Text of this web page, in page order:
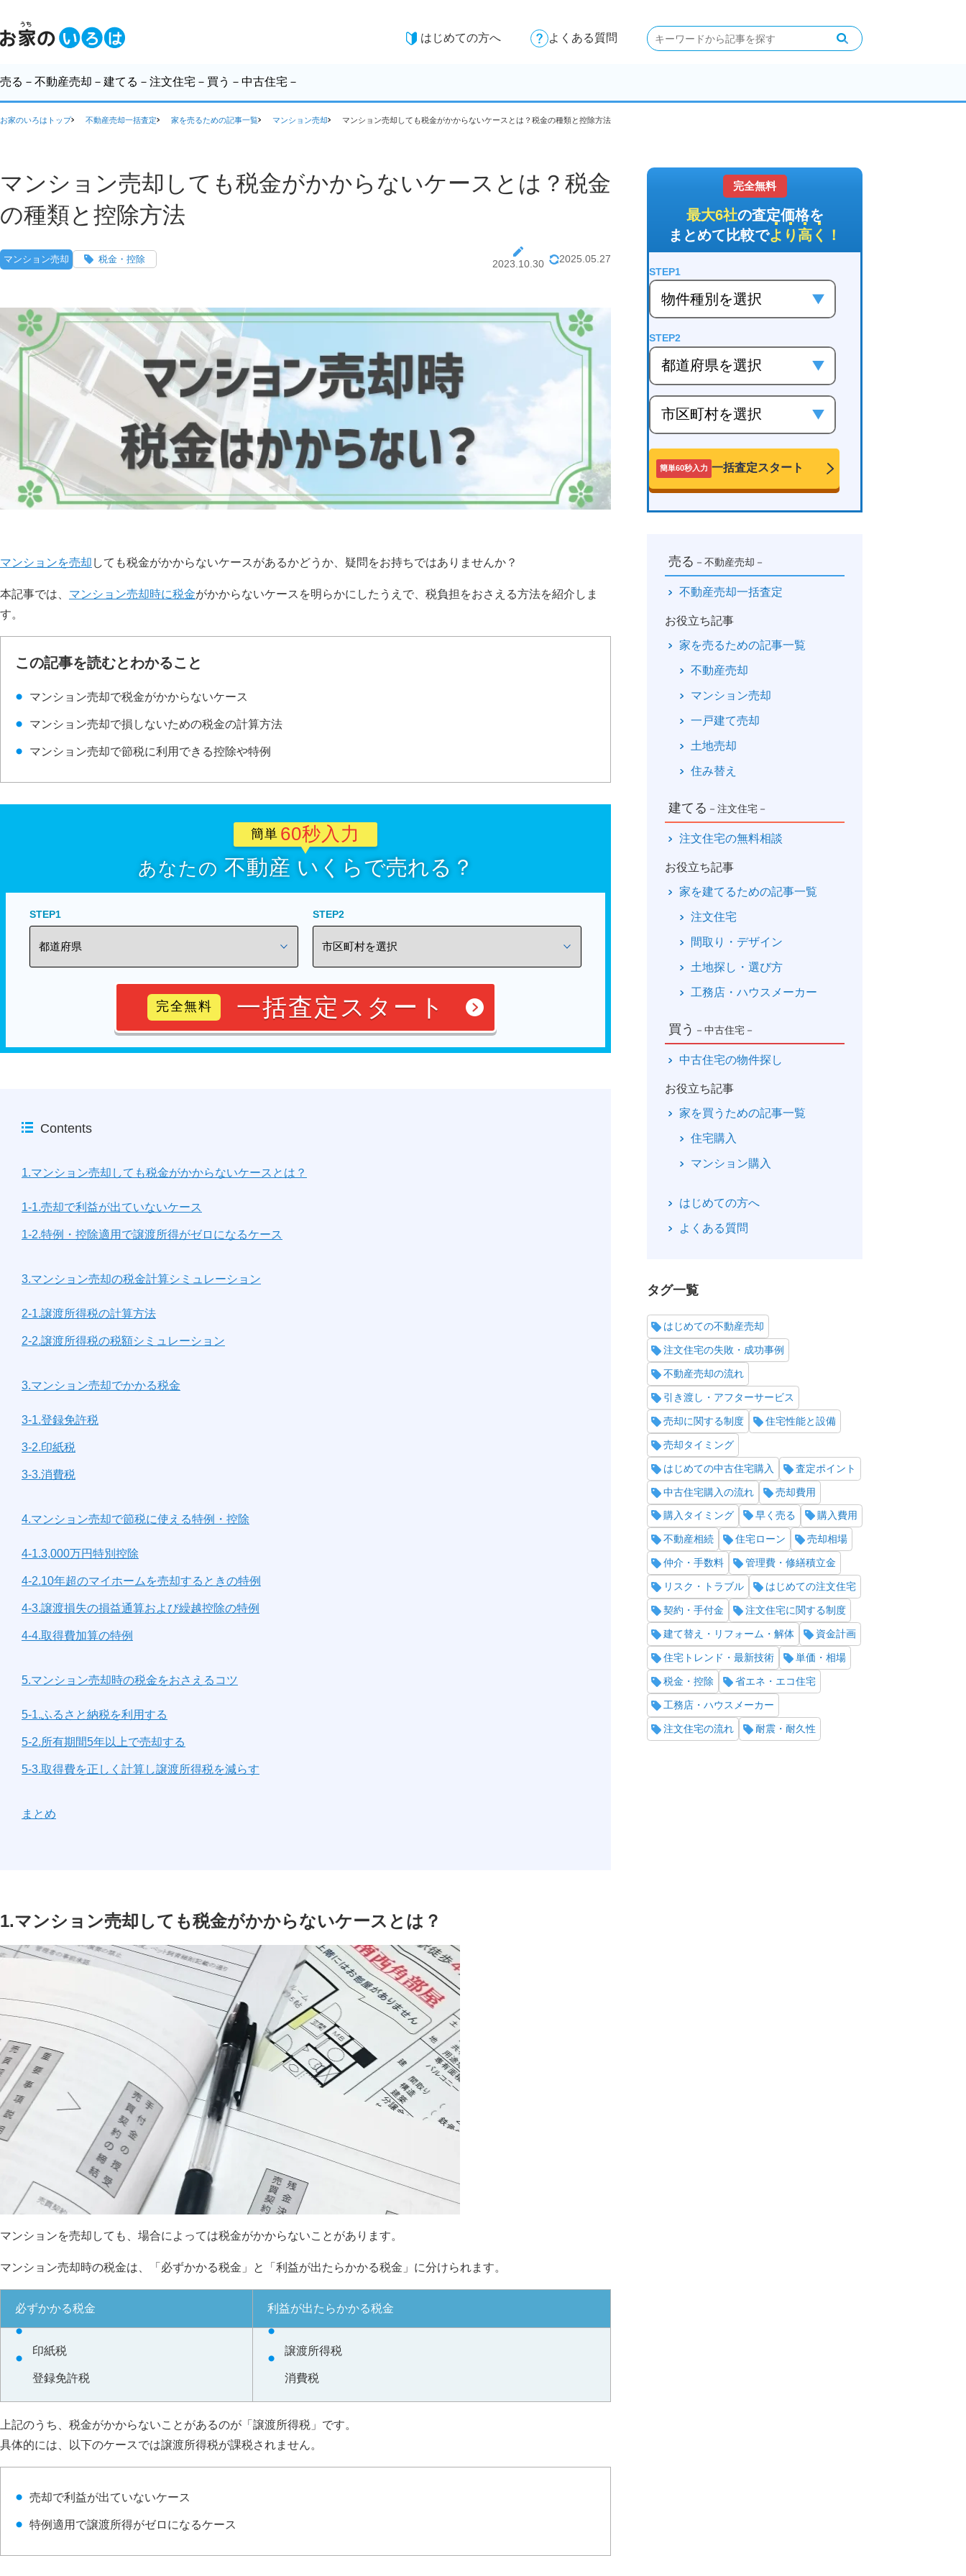
はじめての方へ よくある質問
売る －不動産売却－ 建てる －注文住宅－ 買う －中古住宅－
お家のいろはトップ 不動産売却一括査定 家を売るための記事一覧 マンション売却 マンション売却しても税金がかからないケースとは？税金の種類と控除方法
マンション売却しても税金がかからないケースとは？税金
の種類と控除方法
マンション売却 税金・控除 2023.10.30 2025.05.27
マンションを売却 しても税金がかからないケースがあるかどうか、疑問をお持ちではありませんか？
本記事では、 マンション売却時に税金がかからないケースを明らかにしたうえで、税負担をおさえる方法を紹介しま
す。
この記事を読むとわかること
マンション売却で税金がかからないケース
マンション売却で損しないための税金の計算方法
マンション売却で節税に利用できる控除や特例
簡単 60秒入力
あなたの 不動産 いくらで売れる？
STEP1 STEP2
完全無料 一括査定スタート
Contents
1.マンション売却しても税金がかからないケースとは？
1-1.売却で利益が出ていないケース
1-2.特例・控除適用で譲渡所得がゼロになるケース
3.マンション売却の税金計算シミュレーション
2-1.譲渡所得税の計算方法
2-2.譲渡所得税の税額シミュレーション
3.マンション売却でかかる税金
3-1.登録免許税
3-2.印紙税
3-3.消費税
4.マンション売却で節税に使える特例・控除
4-1.3,000万円特別控除
4-2.10年超のマイホームを売却するときの特例
4-3.譲渡損失の損益通算および繰越控除の特例
4-4.取得費加算の特例
5.マンション売却時の税金をおさえるコツ
5-1.ふるさと納税を利用する
5-2.所有期間5年以上で売却する
5-3.取得費を正しく計算し譲渡所得税を減らす
まとめ
1.マンション売却しても税金がかからないケースとは？
マンションを売却しても、場合によっては税金がかからないことがあります。
マンション売却時の税金は、「必ずかかる税金」と「利益が出たらかかる税金」に分けられます。
必ずかかる税金 利益が出たらかかる税金
印紙税
登録免許税
譲渡所得税
消費税
上記のうち、税金がかからないことがあるのが「譲渡所得税」です。
具体的には、以下のケースでは譲渡所得税が課税されません。
売却で利益が出ていないケース
特例適用で譲渡所得がゼロになるケース
完全無料
最大6社の査定価格を
まとめて比較でより高く ！
簡単60秒入力 一括査定スタート
売る －不動産売却－
不動産売却一括査定
お役立ち記事
家を売るための記事一覧
不動産売却
マンション売却
一戸建て売却
土地売却
住み替え
建てる －注文住宅－
注文住宅の無料相談
お役立ち記事
家を建てるための記事一覧
注文住宅
間取り・デザイン
土地探し・選び方
工務店・ハウスメーカー
買う －中古住宅－
中古住宅の物件探し
お役立ち記事
家を買うための記事一覧
住宅購入
マンション購入
はじめての方へ
よくある質問
タグ一覧
はじめての不動産売却
注文住宅の失敗・成功事例
不動産売却の流れ
引き渡し・アフターサービス
売却に関する制度 住宅性能と設備
売却タイミング
はじめての中古住宅購入 査定ポイント
中古住宅購入の流れ 売却費用
購入タイミング 早く売る 購入費用
不動産相続 住宅ローン 売却相場
仲介・手数料 管理費・修繕積立金
リスク・トラブル はじめての注文住宅
契約・手付金 注文住宅に関する制度
建て替え・リフォーム・解体 資金計画
住宅トレンド・最新技術 単価・相場
税金・控除 省エネ・エコ住宅
工務店・ハウスメーカー
注文住宅の流れ 耐震・耐久性